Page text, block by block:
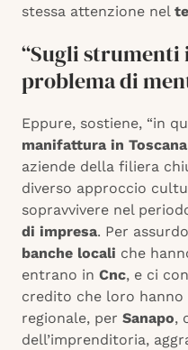
stessa attenzione nel
“Sugli strumenti
problema di
Eppure, sostiene, “in
manifattura in Toscana
aziende della filiera
diverso approccio
sopravvivere nel
di impresa. Per
banche locali che
entrano in Cnc, e ci
credito che loro hanno
regionale, per Sanapo,
dell’imprenditoria,